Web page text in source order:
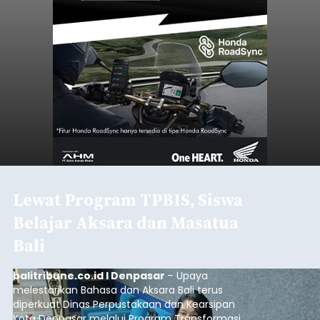
Lewat Program TPBIS, Siswa
Belajar Aksara dan Masatua
Bali
balitribune.co.id I Denpasar – Upaya
melestarikan Bahasa dan Aksara Bali terus
diperkuat Dinas Perpustakaan dan Kearsipan